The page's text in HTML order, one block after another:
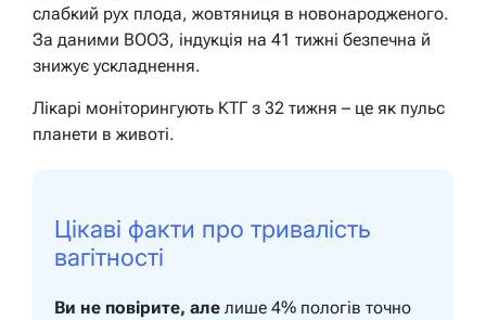
слабкий рух плода, жовтяниця в новонародженого.
За даними ВООЗ, індукція на 41 тижні безпечна й
знижує ускладнення.
Лікарі моніторингують КТГ з 32 тижня – це як пульс
планети в животі.
Цікаві факти про тривалість
вагітності
Ви не повірите, але лише 4% пологів точно